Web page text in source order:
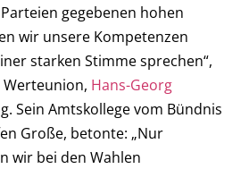
gegebenen hohen
wir unsere Kompetenzen
starken Stimme sprechen“,
Werteunion, Hans-Georg
Sein Amtskollege vom Bündnis
Große, betonte: „Nur
wir bei den Wahlen